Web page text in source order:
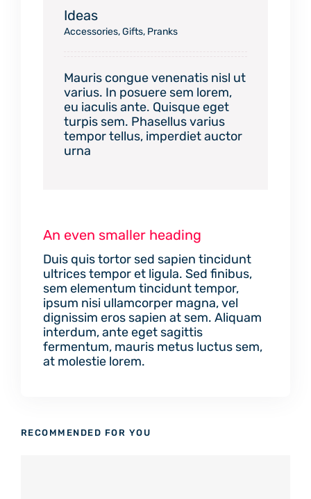
Ideas
Accessories,Gifts, Pranks
Mauris congue venenatis nisl ut
varius. In posuere sem lorem,
eu iaculis ante. Quisque eget
turpis sem. Phasellus varius
tempor tellus, imperdiet auctor
urna
An even smaller heading
Duis quis tortor sed sapien tincidunt
ultrices tempor et ligula. Sed finibus,
sem elementum tincidunt tempor,
ipsum nisi ullamcorper magna, vel
dignissim eros sapien at sem. Aliquam
interdum, ante eget sagittis
fermentum, mauris metus luctus sem,
at molestie lorem.
RECOMMENDED FOR YOU